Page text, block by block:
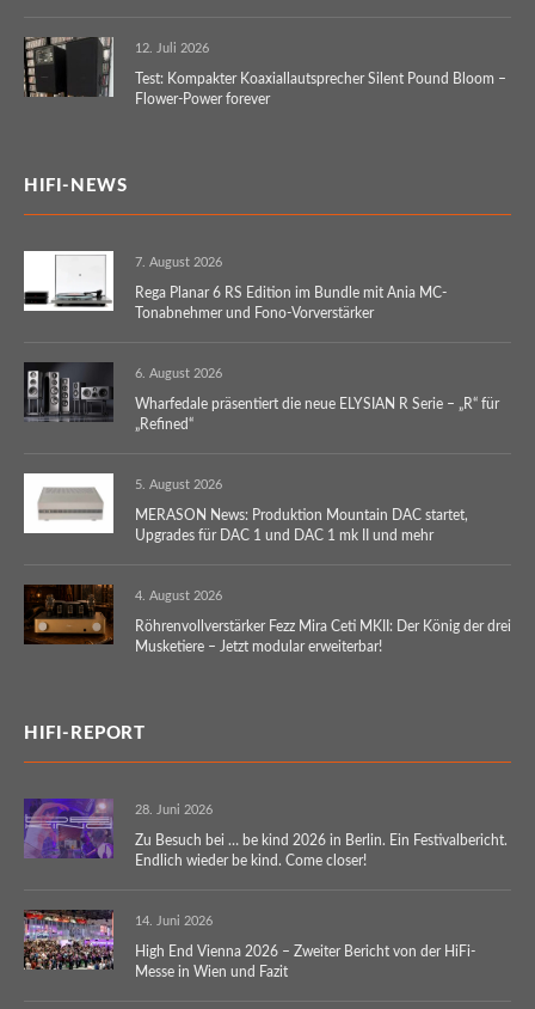
12. Juli 2026
Test: Kompakter Koaxiallautsprecher Silent Pound Bloom –
Flower-Power forever
HIFI-NEWS
7. August 2026
Rega Planar 6 RS Edition im Bundle mit Ania MC-
Tonabnehmer und Fono-Vorverstärker
6. August 2026
Wharfedale präsentiert die neue ELYSIAN R Serie – „R“ für
„Refined“
5. August 2026
MERASON News: Produktion Mountain DAC startet,
Upgrades für DAC 1 und DAC 1 mk II und mehr
4. August 2026
Röhrenvollverstärker Fezz Mira Ceti MKII: Der König der drei
Musketiere – Jetzt modular erweiterbar!
HIFI-REPORT
28. Juni 2026
Zu Besuch bei … be kind 2026 in Berlin. Ein Festivalbericht.
Endlich wieder be kind. Come closer!
14. Juni 2026
High End Vienna 2026 – Zweiter Bericht von der HiFi-
Messe in Wien und Fazit